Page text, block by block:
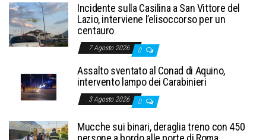
Incidente sulla Casilina a San Vittore del
Lazio, interviene l’elisoccorso per un
centauro
7 Agosto 2026 0
Assalto sventato al Conad di Aquino,
intervento lampo dei Carabinieri
3 Agosto 2026 0
Mucche sui binari, deraglia treno con 450